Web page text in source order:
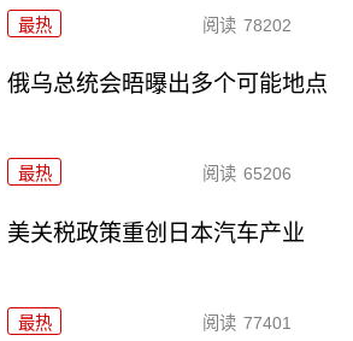
最热 阅读 78202
俄乌总统会晤曝出多个可能地点
最热 阅读 65206
美关税政策重创日本汽车产业
最热 阅读 77401